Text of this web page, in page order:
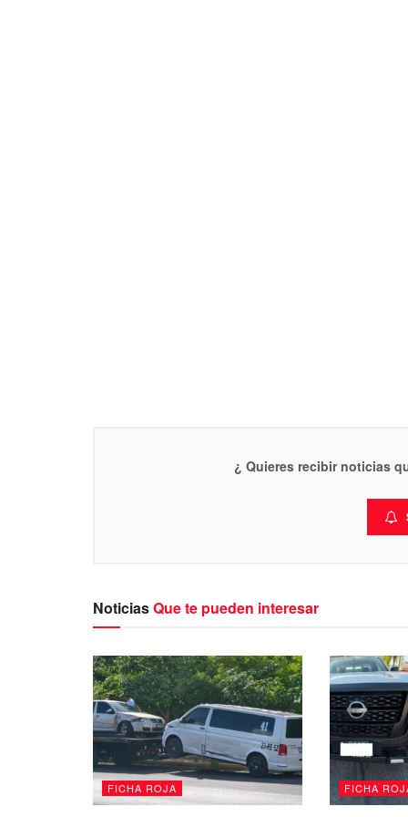
¿ Quieres recibir noticias
NoticiasQue te pueden interesar
FICHA ROJA FICHA